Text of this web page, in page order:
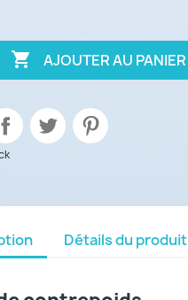
 AJOUTER AU PANIER
Détails du produit